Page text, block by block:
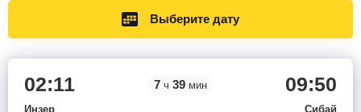
Выберите дату
02:11
Инзер
7 ч 39 мин 09:50
Сибай